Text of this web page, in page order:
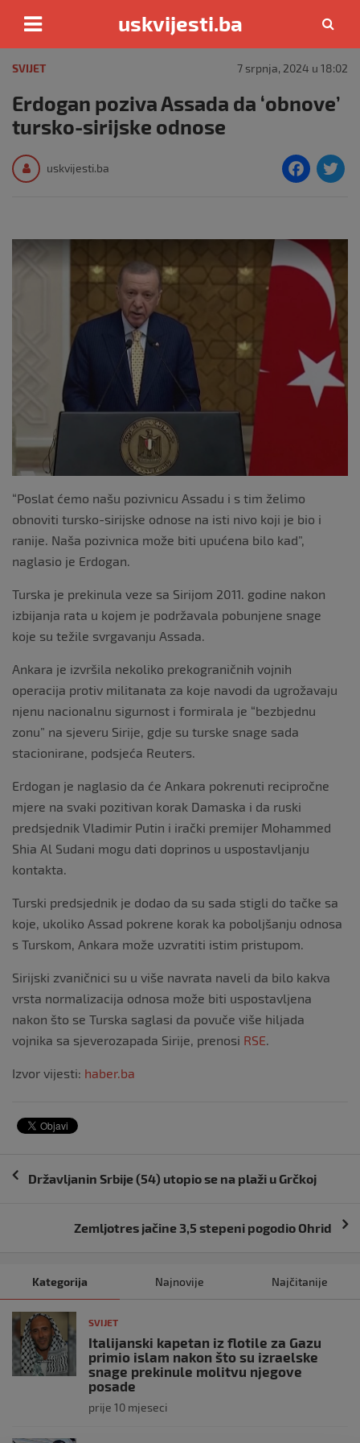
content
uskvijesti.ba
SVIJET 7 srpnja, 2024 u 18:02
Erdogan poziva Assada da ‘obnove’
tursko-sirijske odnose
uskvijesti.ba
F
e
b
o
“Poslat ćemo našu pozivnicu Assadu i s tim želimo
obnoviti tursko-sirijske odnose na isti nivo koji je bio i
ranije. Naša pozivnica može biti upućena bilo kad”,
naglasio je Erdogan.
Turska je prekinula veze sa Sirijom 2011. godine nakon
izbijanja rata u kojem je podržavala pobunjene snage
koje su težile svrgavanju Assada.
Ankara je izvršila nekoliko prekograničnih vojnih
operacija protiv militanata za koje navodi da ugrožavaju
njenu nacionalnu sigurnost i formirala je “bezbjednu
zonu” na sjeveru Sirije, gdje su turske snage sada
stacionirane, podsjeća Reuters.
Erdogan je naglasio da će Ankara pokrenuti recipročne
mjere na svaki pozitivan korak Damaska i da ruski
predsjednik Vladimir Putin i irački premijer Mohammed
Shia Al Sudani mogu dati doprinos u uspostavljanju
kontakta.
Turski predsjednik je dodao da su sada stigli do tačke sa
koje, ukoliko Assad pokrene korak ka poboljšanju odnosa
s Turskom, Ankara može uzvratiti istim pristupom.
Sirijski zvaničnici su u više navrata naveli da bilo kakva
vrsta normalizacija odnosa može biti uspostavljena
nakon što se Turska saglasi da povuče više hiljada
vojnika sa sjeverozapada Sirije, prenosi RSE.
Izvor vijesti: haber.ba
Navigacija
Državljanin Srbije (54) utopio se na plaži u Grčkoj
Zemljotres jačine 3,5 stepeni pogodio Ohrid
Kategorija Najnovije Najčitanije
SVIJET
Italijanski kapetan iz flotile za Gazu
primio islam nakon što su izraelske
snage prekinule molitvu njegove
posade
prije 10 mjeseci